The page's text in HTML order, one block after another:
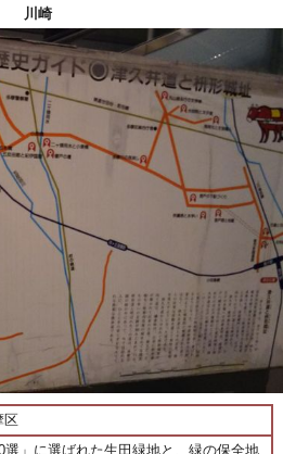
川崎
区
選」に選ばれた生田緑地と、緑の保全地